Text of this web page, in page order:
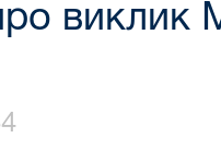
виклик